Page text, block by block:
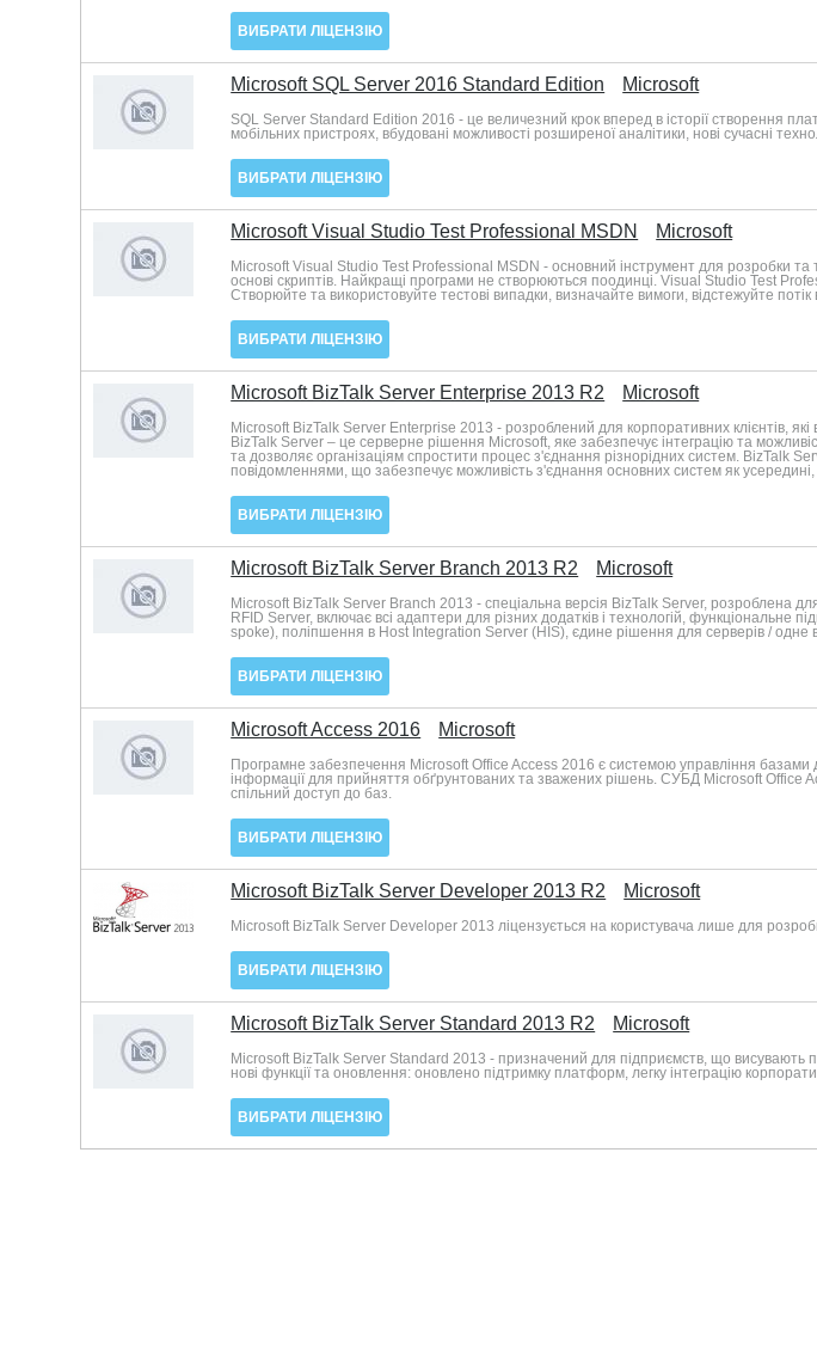
ВИБРАТИ ЛІЦЕНЗІЮ
Microsoft SQL Server 2016 Standard Edition Microsoft
SQL Server Standard Edition 2016 - це величезний крок вперед в історії створення
мобільних пристроях, вбудовані можливості розширеної аналітики, нові сучасні
ВИБРАТИ ЛІЦЕНЗІЮ
Microsoft Visual Studio Test Professional MSDN Microsoft
Microsoft Visual Studio Test Professional MSDN - основний інструмент для розробки
основі скриптів. Найкращі програми не створюються поодинці. Visual Studio Test
Створюйте та використовуйте тестові випадки, визначайте вимоги, відстежуйте
ВИБРАТИ ЛІЦЕНЗІЮ
Microsoft BizTalk Server Enterprise 2013 R2 Microsoft
Microsoft BizTalk Server Enterprise 2013 - розроблений для корпоративних клієнтів,
BizTalk Server – це серверне рішення Microsoft, яке забезпечує інтеграцію та
та дозволяє організаціям спростити процес з'єднання різнорідних систем. BizTalk
повідомленнями, що забезпечує можливість з'єднання основних систем як усередині,
ВИБРАТИ ЛІЦЕНЗІЮ
Microsoft BizTalk Server Branch 2013 R2 Microsoft
Microsoft BizTalk Server Branch 2013 - спеціальна версія BizTalk Server, розроблена
RFID Server, включає всі адаптери для різних додатків і технологій,
spoke), поліпшення в Host Integration Server (HIS), єдине рішення для серверів / одне
ВИБРАТИ ЛІЦЕНЗІЮ
Microsoft Access 2016 Microsoft
Програмне забезпечення Microsoft Office Access 2016 є системою управління базами
інформації для прийняття обґрунтованих та зважених рішень. СУБД Microsoft Office
спільний доступ до баз.
ВИБРАТИ ЛІЦЕНЗІЮ
Microsoft BizTalk Server Developer 2013 R2 Microsoft
Microsoft BizTalk Server Developer 2013 ліцензується на користувача лише для
ВИБРАТИ ЛІЦЕНЗІЮ
Microsoft BizTalk Server Standard 2013 R2 Microsoft
Microsoft BizTalk Server Standard 2013 - призначений для підприємств, що
нові функції та оновлення: оновлено підтримку платформ, легку інтеграцію
ВИБРАТИ ЛІЦЕНЗІЮ